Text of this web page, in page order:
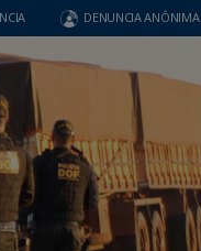
DENUNCIA ANÔNIMA